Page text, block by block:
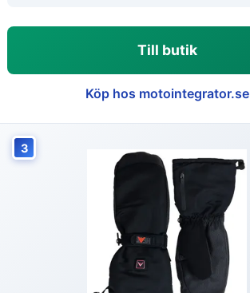
Till butik
Köp hos motointegrator.se
3